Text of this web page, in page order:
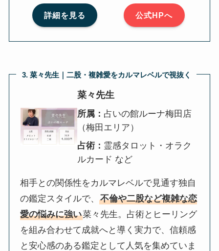
詳細を見る 公式HPへ
3. 菜々先生｜二股・複雑愛をカルマレベルで視抜く
菜々先生
所属： 占いの館ルーナ梅田店
（梅田エリア）
占術： 霊感タロット・オラク
ルカード など
相手との関係性をカルマレベルで見通す独自
の鑑定スタイルで、不倫や二股など複雑な恋
愛の悩みに強い菜々先生。占術とヒーリング
を組み合わせて成就へと導く実力で、信頼感
と安心感のある鑑定として人気を集めていま